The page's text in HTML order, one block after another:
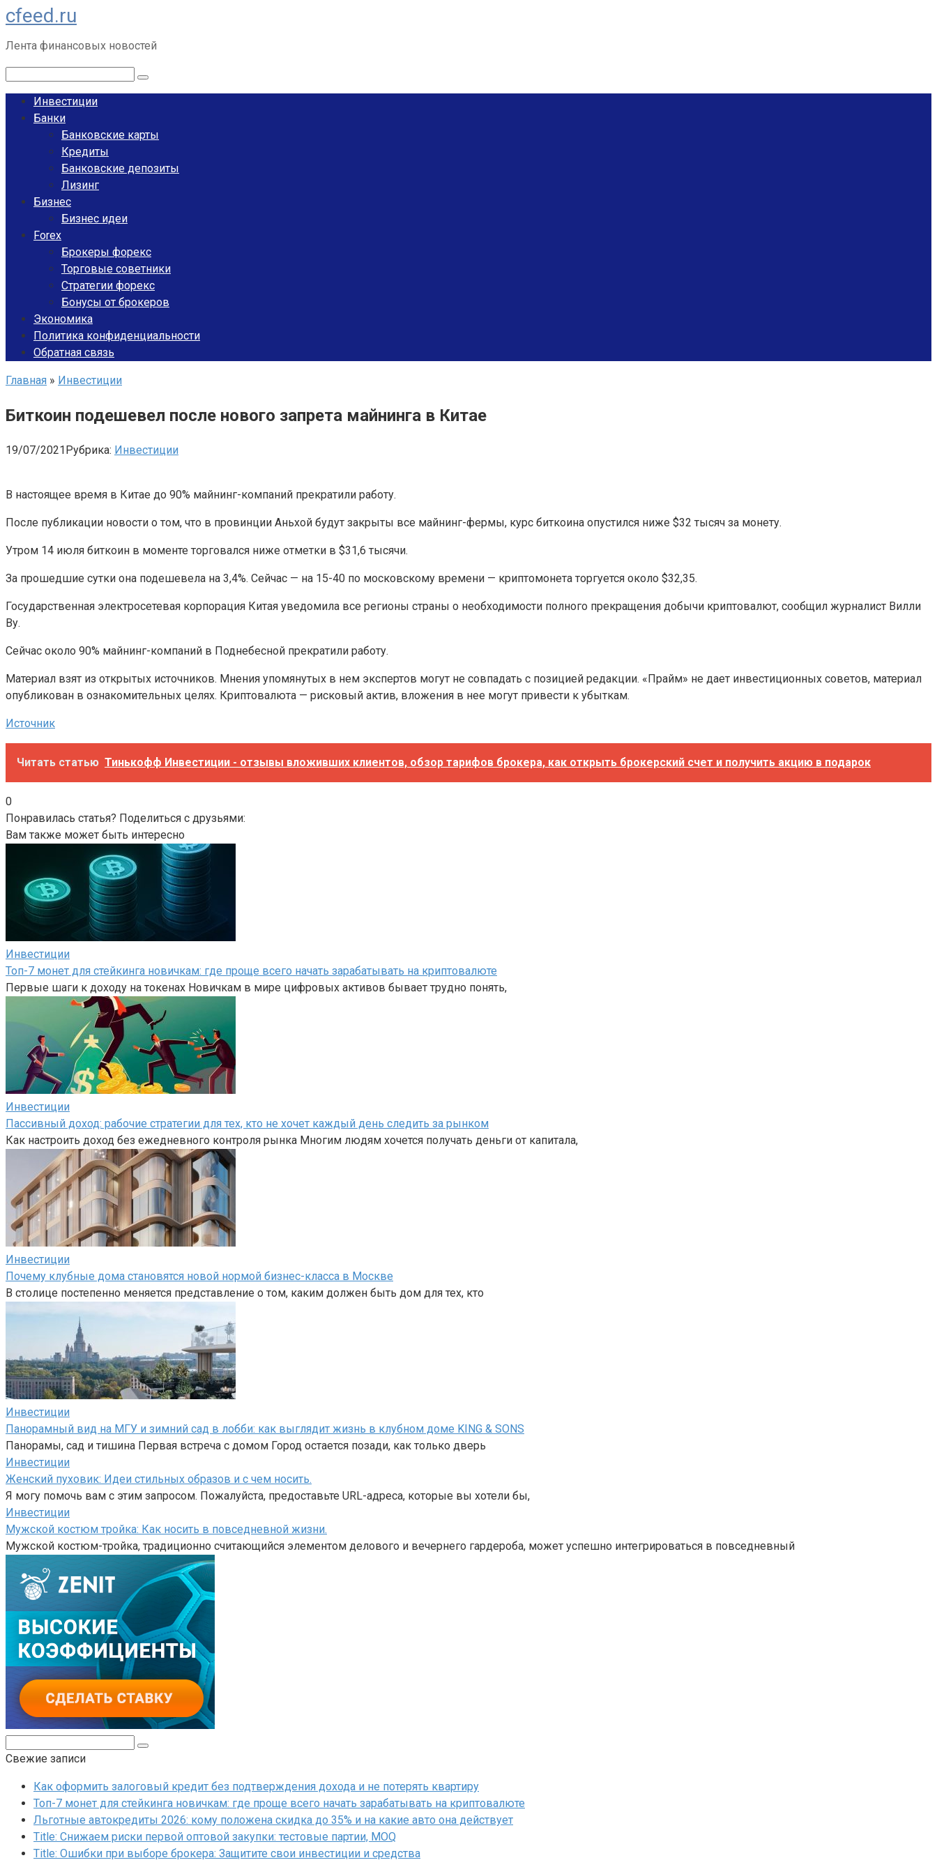
Перейти
к
контенту
cfeed.ru
Лента финансовых новостей
Инвестиции
Банки
Банковские карты
Кредиты
Банковские депозиты
Лизинг
Бизнес
Бизнес идеи
Forex
Брокеры форекс
Торговые советники
Стратегии форекс
Бонусы от брокеров
Экономика
Политика конфиденциальности
Обратная связь
Главная » Инвестиции
Биткоин подешевел после нового запрета майнинга в Китае
19/07/2021Рубрика: Инвестиции
В настоящее время в Китае до 90% майнинг-компаний прекратили работу.
После публикации новости о том, что в провинции Аньхой будут закрыты все майнинг-фермы, курс биткоина опустился ниже $32 тысяч за монету.
Утром 14 июля биткоин в моменте торговался ниже отметки в $31,6 тысячи.
За прошедшие сутки она подешевела на 3,4%. Сейчас — на 15-40 по московскому времени — криптомонета торгуется около $32,35.
Государственная электросетевая корпорация Китая уведомила все регионы страны о необходимости полного прекращения добычи криптовалют, сообщил журналист Вилли
Ву.
Сейчас около 90% майнинг-компаний в Поднебесной прекратили работу.
Материал взят из открытых источников. Мнения упомянутых в нем экспертов могут не совпадать с позицией редакции. «Прайм» не дает инвестиционных советов, материал
опубликован в ознакомительных целях. Криптовалюта — рисковый актив, вложения в нее могут привести к убыткам.
Источник
Читать статью Тинькофф Инвестиции - отзывы вложивших клиентов, обзор тарифов брокера, как открыть брокерский счет и получить акцию в подарок
0
Понравилась статья? Поделиться с друзьями:
Вам также может быть интересно
Инвестиции
Топ-7 монет для стейкинга новичкам: где проще всего начать зарабатывать на криптовалюте
Первые шаги к доходу на токенах Новичкам в мире цифровых активов бывает трудно понять,
Инвестиции
Пассивный доход: рабочие стратегии для тех, кто не хочет каждый день следить за рынком
Как настроить доход без ежедневного контроля рынка Многим людям хочется получать деньги от капитала,
Инвестиции
Почему клубные дома становятся новой нормой бизнес-класса в Москве
В столице постепенно меняется представление о том, каким должен быть дом для тех, кто
Инвестиции
Панорамный вид на МГУ и зимний сад в лобби: как выглядит жизнь в клубном доме KING & SONS
Панорамы, сад и тишина Первая встреча с домом Город остается позади, как только дверь
Инвестиции
Женский пуховик: Идеи стильных образов и с чем носить.
Я могу помочь вам с этим запросом. Пожалуйста, предоставьте URL-адреса, которые вы хотели бы,
Инвестиции
Мужской костюм тройка: Как носить в повседневной жизни.
Мужской костюм-тройка, традиционно считающийся элементом делового и вечернего гардероба, может успешно интегрироваться в повседневный
Свежие записи
Как оформить залоговый кредит без подтверждения дохода и не потерять квартиру
Топ-7 монет для стейкинга новичкам: где проще всего начать зарабатывать на криптовалюте
Льготные автокредиты 2026: кому положена скидка до 35% и на какие авто она действует
Title: Снижаем риски первой оптовой закупки: тестовые партии, MOQ
Title: Ошибки при выборе брокера: Защитите свои инвестиции и средства